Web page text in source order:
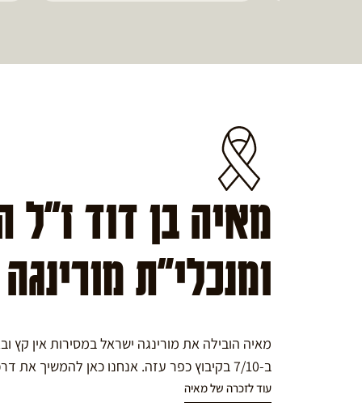
מאיה בן דוד ז"ל
ומנכלי"ת
מאיה הובילה את מורינגה ישראל במסירות אין
ב-7/10 בקיבוץ כפר עזה. אנחנו כאן להמשיך את דרכה במורינגה.
עוד לזכרה של מאיה